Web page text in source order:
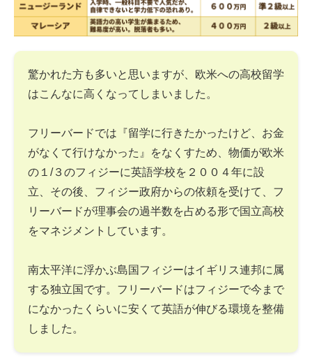
驚かれた方も多いと思いますが、欧米への高校留学
はこんなに高くなってしまいました。
フリーバードでは『留学に行きたかったけど、お金
がなくて行けなかった』をなくすため、物価が欧米
の１/３のフィジーに英語学校を２００４年に設
立、その後、フィジー政府からの依頼を受けて、フ
リーバードが理事会の過半数を占める形で国立高校
をマネジメントしています。
南太平洋に浮かぶ島国フィジーはイギリス連邦に属
する独立国です。フリーバードはフィジーで今まで
になかったくらいに安くて英語が伸びる環境を整備
しました。